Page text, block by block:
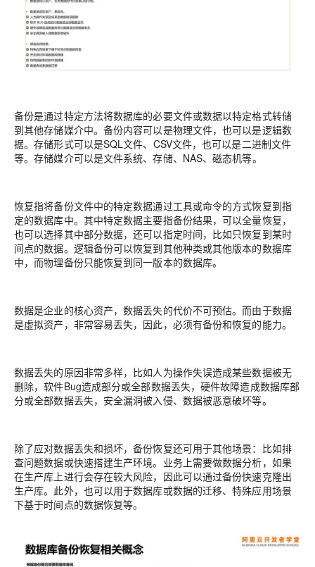
备份是通过特定方法将数据库的必要文件或数据以特定格式转储
到其他存储媒介中。备份内容可以是物理文件，也可以是逻辑数
据。存储形式可以是SQL文件、CSV文件，也可以是二进制文件
等。存储媒介可以是文件系统、存储、NAS、磁态机等。
恢复指将备份文件中的特定数据通过工具或命令的方式恢复到指
定的数据库中。其中特定数据主要指备份结果，可以全量恢复，
也可以选择其中部分数据，还可以指定时间，比如只恢复到某时
间点的数据。逻辑备份可以恢复到其他种类或其他版本的数据库
中，而物理备份只能恢复到同一版本的数据库。
数据是企业的核心资产，数据丢失的代价不可预估。而由于数据
是虚拟资产，非常容易丢失，因此，必须有备份和恢复的能力。
数据丢失的原因非常多样，比如人为操作失误造成某些数据被无
删除，软件Bug造成部分或全部数据丢失，硬件故障造成数据库部
分或全部数据丢失，安全漏洞被入侵、数据被恶意破坏等。
除了应对数据丢失和损坏，备份恢复还可用于其他场景：比如排
查问题数据或快速搭建生产环境。业务上需要做数据分析，如果
在生产库上进行会存在较大风险，因此可以通过备份快速克隆出
生产库。此外，也可以用于数据库或数据的迁移、特殊应用场景
下基于时间点的数据恢复等。